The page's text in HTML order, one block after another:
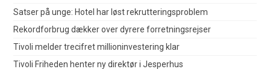
Satser på unge: Hotel har løst rekrutteringsproblem
Rekordforbrug dækker over dyrere forretningsrejser
Tivoli melder trecifret millioninvestering klar
Tivoli Friheden henter ny direktør i Jesperhus